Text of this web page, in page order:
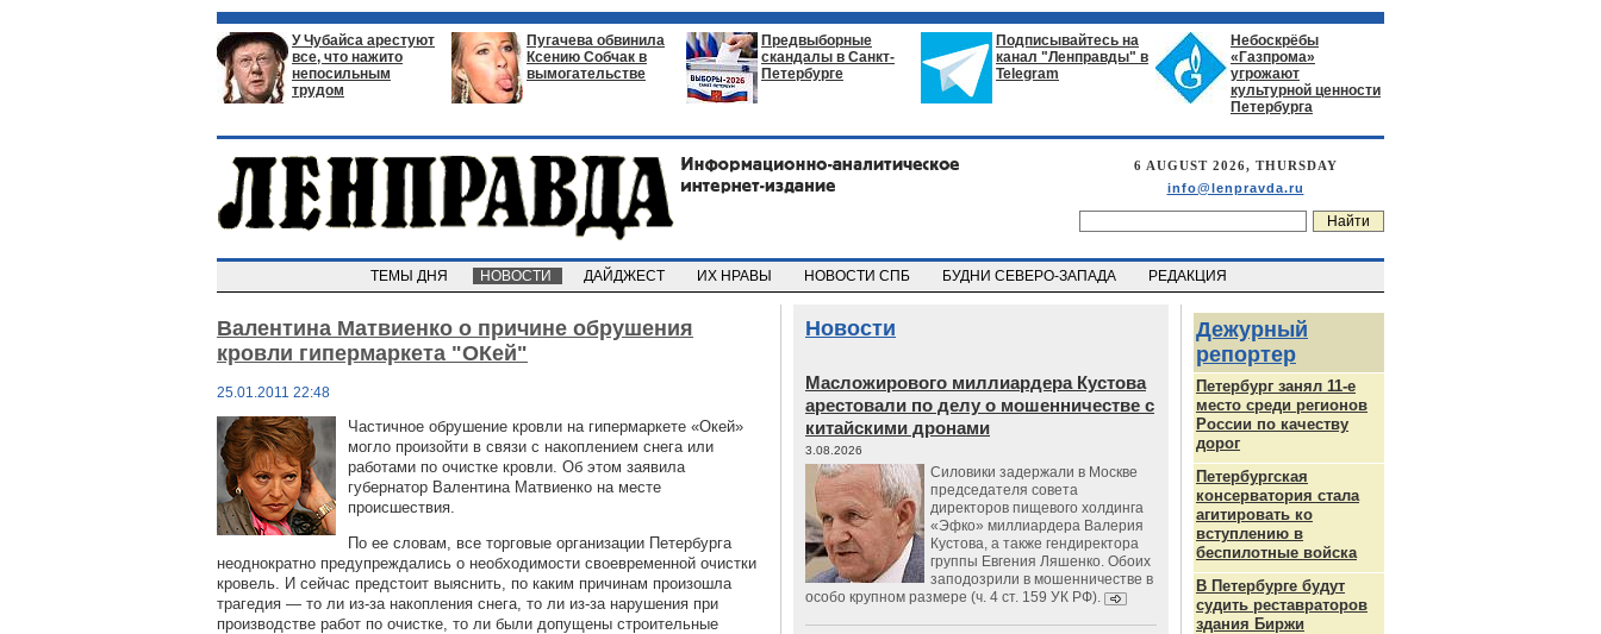
У Чубайса арестуют
все, что нажито
непосильным
трудом
Пугачева обвинила
Ксению Собчак в
вымогательстве
Предвыборные
скандалы в Санкт-
Петербурге
Подписывайтесь на
канал "Ленправды" в
Telegram
Небоскрёбы
«Газпрома»
угрожают
культурной ценности
Петербурга
6 AUGUST 2026, THURSDAY
info@lenpravda.ru
ТЕМЫ ДНЯ НОВОСТИ ДАЙДЖЕСТ ИХ НРАВЫ НОВОСТИ СПБ БУДНИ СЕВЕРО-ЗАПАДА РЕДАКЦИЯ
Валентина Матвиенко о причине обрушения
кровли гипермаркета "ОКей"
25.01.2011 22:48
Частичное обрушение кровли на гипермаркете «Окей»
могло произойти в связи с накоплением снега или
работами по очистке кровли. Об этом заявила
губернатор Валентина Матвиенко на месте
происшествия.
По ее словам, все торговые организации Петербурга
неоднократно предупреждались о необходимости своевременной очистки
кровель. И сейчас предстоит выяснить, по каким причинам произошла
трагедия — то ли из-за накопления снега, то ли из-за нарушения при
производстве работ по очистке, то ли были допущены строительные
Новости
Масложирового миллиардера Кустова
арестовали по делу о мошенничестве с
китайскими дронами
3.08.2026
Силовики задержали в Москве
председателя совета
директоров пищевого холдинга
«Эфко» миллиардера Валерия
Кустова, а также гендиректора
группы Евгения Ляшенко. Обоих
заподозрили в мошенничестве в
особо крупном размере (ч. 4 ст. 159 УК РФ).
Дежурный
репортер
Петербург занял 11-е
место среди регионов
России по качеству
дорог
Петербургская
консерватория стала
агитировать ко
вступлению в
беспилотные войска
В Петербурге будут
судить реставраторов
здания Биржи